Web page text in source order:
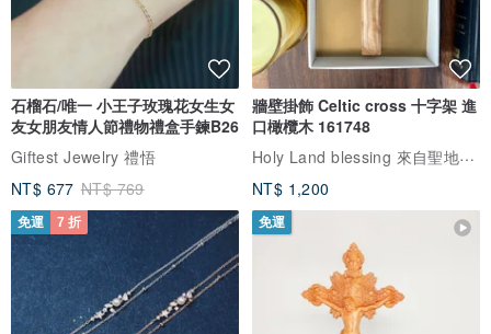
石榴石/唯一 小王子玫瑰花女生女
友女朋友情人節禮物禮盒手鍊B26
Giftest Jewelry 禮悟
NT$ 677 NT$ 769
牆壁掛飾 Celtic cross 十字架 進
口橄欖木 161748
Holy Land blessing 來自聖地的祝福
NT$ 1,200
免運 7 折 免運